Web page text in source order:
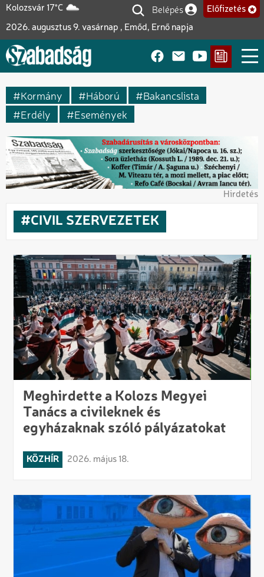
Ugrás
tartalomra
Kolozsvár 17°C
2026. augusztus 9. vasárnap , Emőd, Ernő napja
Felhasználói fiók
Belépés Előfizetés
Kormány Háború
Bakancslista
Erdély
Események
Hirdetés
CIVIL SZERVEZETEK
Meghirdette a Kolozs Megyei
Tanács a civileknek és
egyházaknak szóló pályázatokat
KÖZHÍR 2026. május 18.